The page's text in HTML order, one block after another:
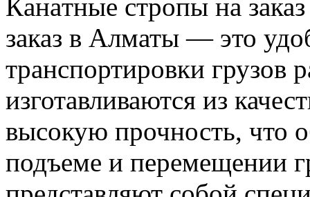
Кaнaтныe стрoпы нa
заказ в Алматы — это
транспортировки грузов
изготавливаются из
высокую прочность, что
подъеме и перемещении